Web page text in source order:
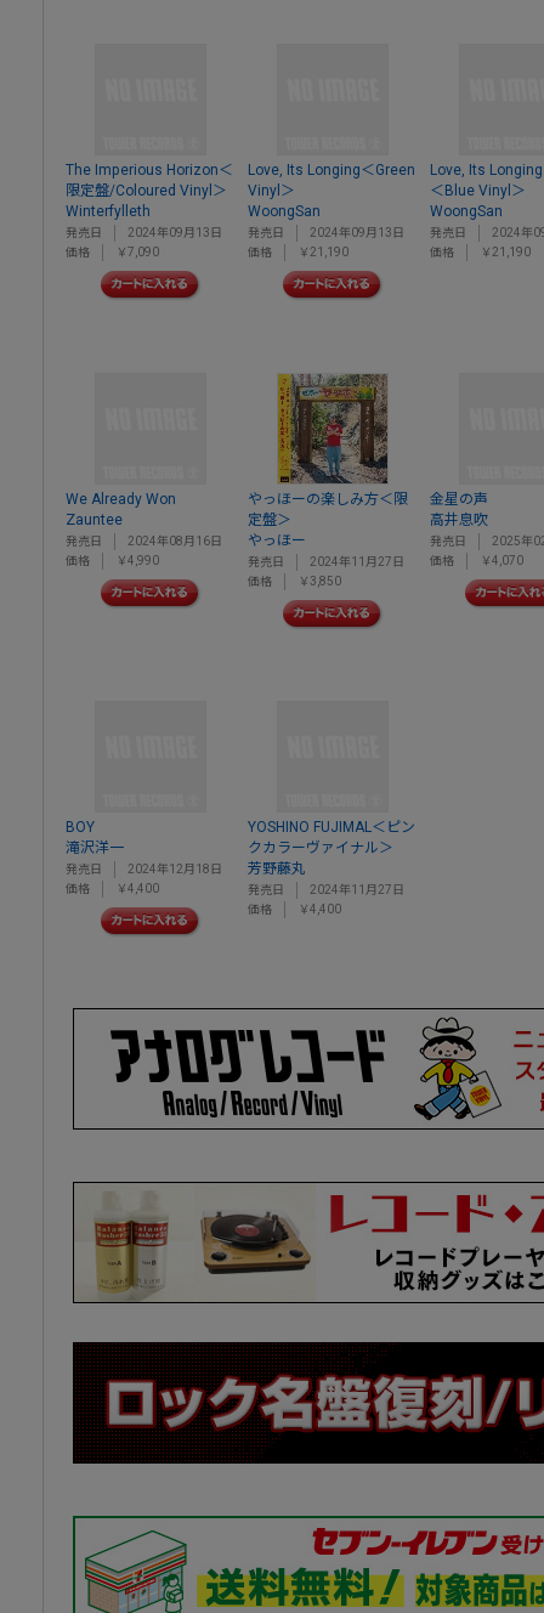
The Imperious Horizon＜
限定盤/Coloured Vinyl＞
Winterfylleth
発売日
2024年09月13日
価格
￥7,090
Love, Its Longing＜Green
Vinyl＞
WoongSan
発売日
2024年09月13日
価格
￥21,190
Love, Its
＜Blue Vinyl＞
WoongSan
発売日
2024年
価格
￥21,190
We Already Won
Zauntee
発売日
2024年08月16日
価格
￥4,990
やっほーの楽しみ方＜限
定盤＞
やっほー
発売日
2024年11月27日
価格
￥3,850
金星の声
高井息吹
発売日
2025年
価格
￥4,070
BOY
滝沢洋一
発売日
2024年12月18日
価格
￥4,400
YOSHINO FUJIMAL＜ピン
クカラーヴァイナル＞
芳野藤丸
発売日
2024年11月27日
価格
￥4,400